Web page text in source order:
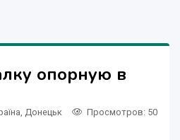
опорную в
Донецьк Просмотров: 50